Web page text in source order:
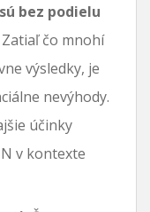
bez podielu
Zatiaľ čo mnohí
výsledky, je
nevýhody.
účinky
v kontexte